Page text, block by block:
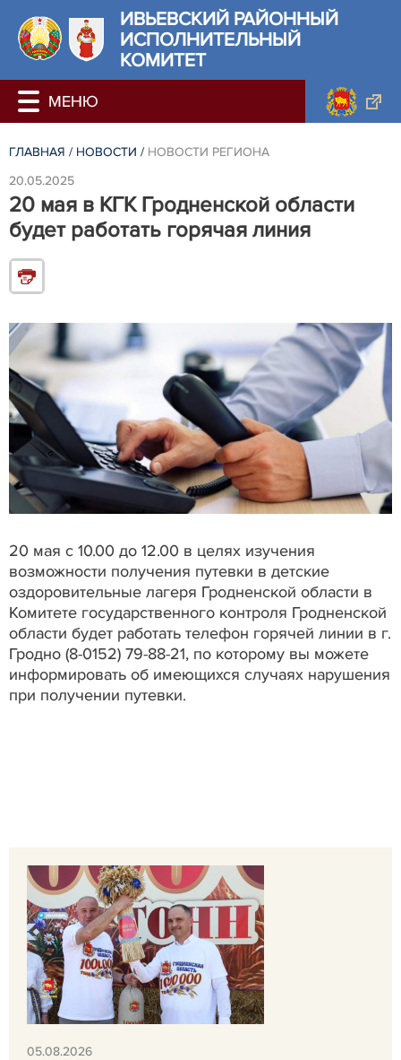
ИВЬЕВСКИЙ РАЙОННЫЙ
ИСПОЛНИТЕЛЬНЫЙ
КОМИТЕТ
ГЛАВНАЯ / НОВОСТИ / НОВОСТИ РЕГИОНА
20.05.2025
20 мая в КГК Гродненской области
будет работать горячая линия
20 мая с 10.00 до 12.00 в целях изучения
возможности получения путевки в детские
оздоровительные лагеря Гродненской области в
Комитете государственного контроля Гродненской
области будет работать телефон горячей линии в г.
Гродно (8-0152) 79-88-21, по которому вы можете
информировать об имеющихся случаях нарушения
при получении путевки.
05.08.2026